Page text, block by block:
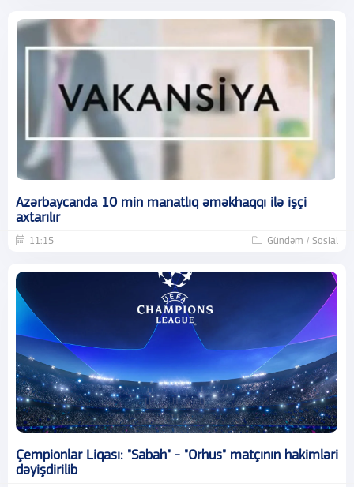
Azərbaycanda 10 min manatlıq əməkhaqqı ilə işçi
axtarılır
11:15 Gündəm / Sosial
Çempionlar Liqası: "Sabah" - "Orhus" matçının hakimləri
dəyişdirilib